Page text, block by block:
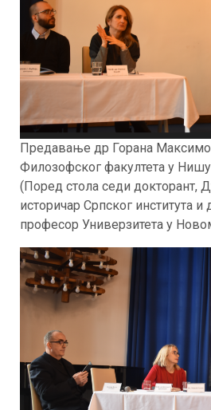
Предавање др Горана
Филозофског факултета у Нишу
(Поред стола седи докторант,
историчар Српског института
професор Универзитета у